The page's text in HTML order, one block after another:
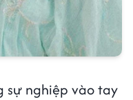
sự nghiệp vào tay